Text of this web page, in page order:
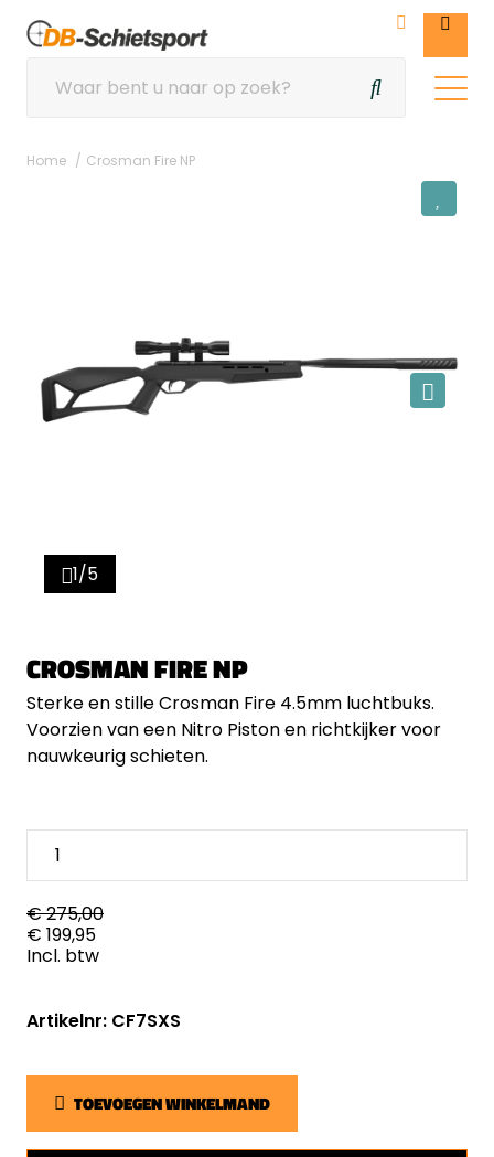
Home Crosman Fire NP
1/5
CROSMAN FIRE NP
Sterke en stille Crosman Fire 4.5mm luchtbuks.
Voorzien van een Nitro Piston en richtkijker voor
nauwkeurig schieten.
€ 275,00
€ 199,95
Incl. btw
Artikelnr: CF7SXS
TOEVOEGEN WINKELMAND